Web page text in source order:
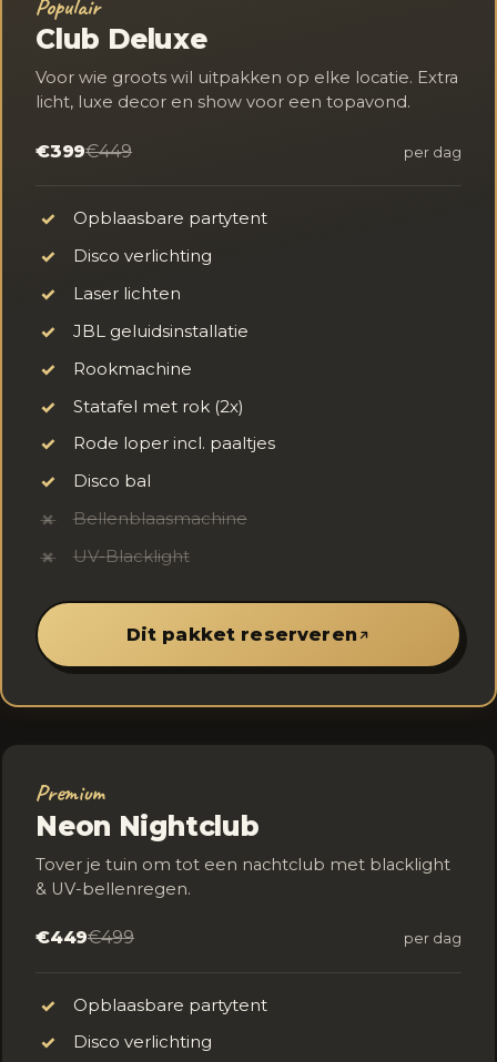
Club Deluxe
Voor wie groots wil uitpakken op elke locatie. Extra
licht, luxe decor en show voor een topavond.
€399€449 per dag
✓
Opblaasbare partytent
✓
Disco verlichting
✓
Laser lichten
✓
JBL geluidsinstallatie
✓
Rookmachine
✓
Statafel met rok (2x)
✓
Rode loper incl. paaltjes
✓
Disco bal
✗
Bellenblaasmachine
✗
UV-Blacklight
Dit pakket reserveren
Premium
Neon Nightclub
Tover je tuin om tot een nachtclub met blacklight
& UV-bellenregen.
€449€499 per dag
✓
Opblaasbare partytent
✓
Disco verlichting